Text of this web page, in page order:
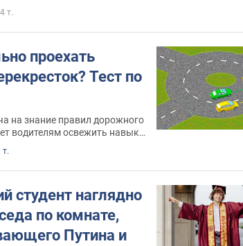
т.
проехать
Тест по
на знание правил дорожного
водителям освежить навыки
т.
студент наглядно
по комнате,
Путина и